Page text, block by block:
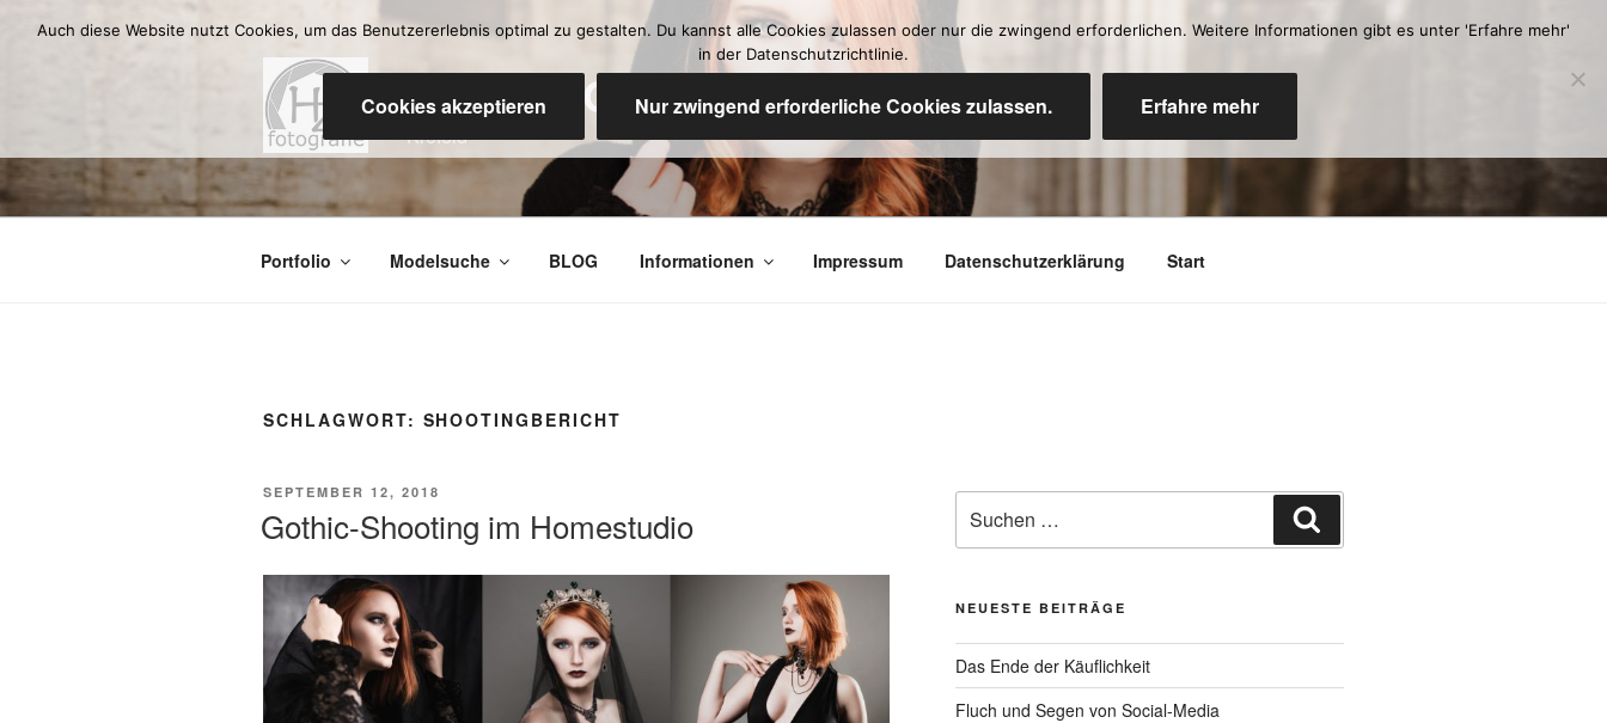
Inhalt
HZ-FOTOGRAFIE
Krefeld
Portfolio Modelsuche BLOG Informationen Impressum Datenschutzerklärung Start
SCHLAGWORT: SHOOTINGBERICHT
VERÖFFENTLICHT
SEPTEMBER 12, 2018
Gothic-Shooting im Homestudio
nach:
NEUESTE BEITRÄGE
Das Ende der Käuflichkeit
Fluch und Segen von Social-Media
Auch diese Website nutzt Cookies, um das Benutzererlebnis optimal zu gestalten. Du kannst alle Cookies zulassen oder nur die zwingend erforderlichen. Weitere Informationen gibt es unter 'Erfahre mehr'
in der Datenschutzrichtlinie.
Cookies akzeptieren Nur zwingend erforderliche Cookies zulassen. Erfahre mehr